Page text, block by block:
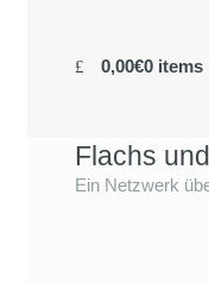
0,00€0 items
Flachs
Ein Netzwerk